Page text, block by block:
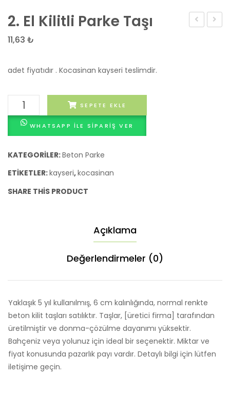
2. El Kilitli Parke Taşı
11,63 ₺
adet fiyatıdır . Kocasinan kayseri teslimdir.
El
Kilitli
Taşı
SEPETE EKLE
WHATSAPP ILE SIPARIŞ VER
KATEGORILER:Beton Parke
ETIKETLER:kayseri,kocasinan
SHARE THIS PRODUCT
Açıklama
Değerlendirmeler (0)
Yaklaşık 5 yıl kullanılmış, 6 cm kalınlığında, normal renkte
beton kilit taşları satılıktır. Taşlar, [üretici firma] tarafından
üretilmiştir ve donma-çözülme dayanımı yüksektir.
Bahçeniz veya yolunuz için ideal bir seçenektir. Miktar ve
fiyat konusunda pazarlık payı vardır. Detaylı bilgi için lütfen
iletişime geçin.